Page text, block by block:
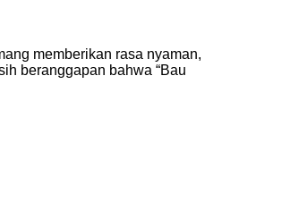
memberikan rasa nyaman,
beranggapan bahwa “Bau